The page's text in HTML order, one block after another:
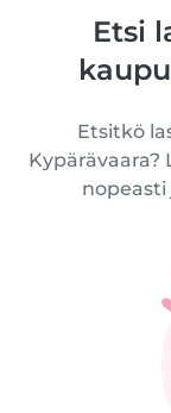
Etsi
Etsitkö